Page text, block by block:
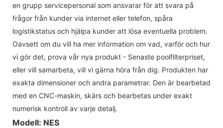
en grupp servicepersonal som ansvarar för att svara på
frågor från kunder via internet eller telefon, spåra
logistikstatus och hjälpa kunder att lösa eventuella problem.
Oavsett om du vill ha mer information om vad, varför och hur
vi gör det, prova vår nya produkt - Senaste poolfilterpriset,
eller vill samarbeta, vill vi gärna höra från dig. Produkten har
exakta dimensioner och andra parametrar. Den är bearbetad
med en CNC-maskin, skärs och bearbetas under exakt
numerisk kontroll av varje detalj.
Modell: NES